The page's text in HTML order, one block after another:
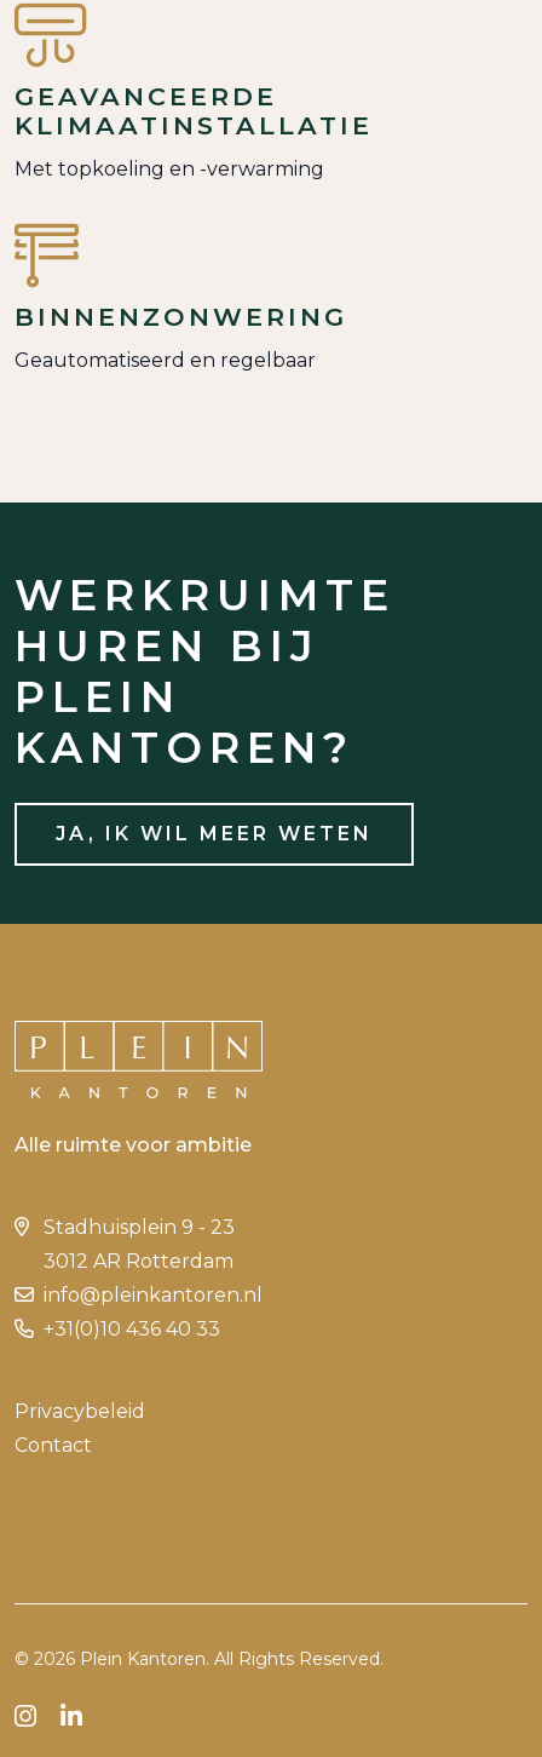
GEAVANCEERDE
KLIMAATINSTALLATIE
BINNENZONWERING
WERKRUIMTE
HUREN BIJ
PLEIN
KANTOREN?
Stadhuisplein 9 - 23
3012 AR Rotterdam
info@pleinkantoren.nl
Privacybeleid
© 2026Plein Kantoren